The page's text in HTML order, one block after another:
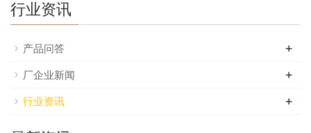
行业资讯
产品问答 +
厂企业新闻 +
行业资讯 +